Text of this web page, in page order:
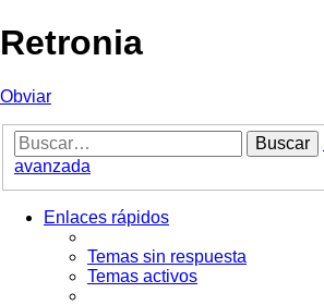
Retronia
Obviar
Buscar
avanzada
Enlaces rápidos
Temas sin respuesta
Temas activos